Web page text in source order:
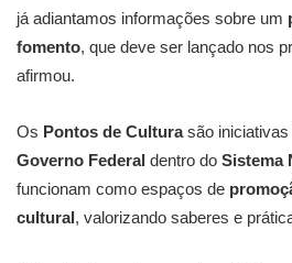
já adiantamos informações sobre um
fomento, que deve ser lançado nos
afirmou.
Os Pontos de Culturasão iniciativas
Governo Federal dentro do Sistema
funcionam como espaços de
cultural, valorizando saberes e